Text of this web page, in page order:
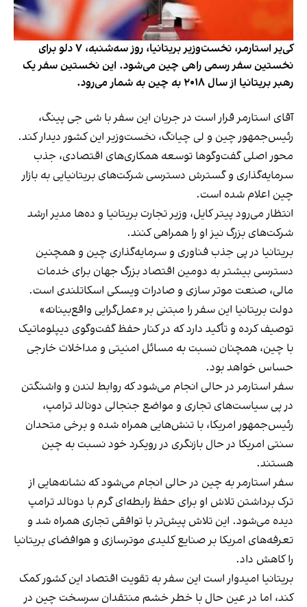
کی‌یر استارمر، نخست‌وزیر بریتانیا، روز سه‌شنبه، ۷ دلو برای
نخستین سفر رسمی راهی چین می‌شود. این نخستین سفر یک
رهبر بریتانیا از سال ۲۰۱۸ به چین به شمار می‌رود.
آقای استارمر قرار است در جریان این سفر با شی جی پینگ،
رئیس‌جمهور چین و لی چیانگ، نخست‌وزیر این کشور دیدار کند.
محور اصلی گفت‌وگوها توسعه همکاری‌های اقتصادی، جذب
سرمایه‌گذاری و گسترش دسترسی شرکت‌های بریتانیایی به بازار
چین اعلام شده است.
انتظار می‌رود پیتر کایل، وزیر تجارت بریتانیا و ده‌ها مدیر ارشد
شرکت‌های بزرگ نیز او را همراهی کنند.
بریتانیا در پی جذب فناوری و سرمایه‌گذاری چین و همچنین
دسترسی بیشتر به دومین اقتصاد بزرگ جهان برای خدمات
مالی، صنعت موتر سازی و صادرات ویسکی اسکاتلندی است.
دولت بریتانیا این سفر را مبتنی بر «عمل‌گرایی واقع‌بینانه»
توصیف کرده و تأکید دارد که در کنار حفظ گفت‌وگوی دیپلوماتیک
با چین، همچنان نسبت به مسائل امنیتی و مداخلات خارجی
حساس خواهد بود.
سفر استارمر در حالی انجام می‌شود که روابط لندن و واشنگتن
در پی سیاست‌های تجاری و مواضع جنجالی دونالد ترامپ،
رئیس‌جمهور امریکا، با تنش‌هایی همراه شده و برخی متحدان
سنتی امریکا در حال بازنگری در رویکرد خود نسبت به چین
هستند.
سفر استارمر به چین در حالی انجام می‌شود که نشانه‌هایی از
ترک برداشتن تلاش او برای حفظ رابطه‌ای گرم با دونالد ترامپ
دیده می‌شود. این تلاش پیش‌تر با توافقی تجاری همراه شد و
تعرفه‌های امریکا بر صنایع کلیدی موترسازی و هوافضای بریتانیا
را کاهش داد.
بریتانیا امیدوار است این سفر به تقویت اقتصاد این کشور کمک
کند، اما در عین حال با خطر خشم منتقدان سرسخت چین در